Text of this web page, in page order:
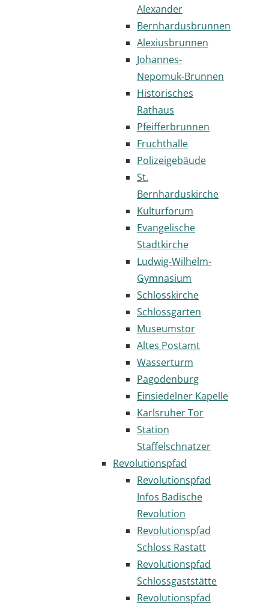
Alexander
Bernhardusbrunnen
Alexiusbrunnen
Johannes-
Nepomuk-Brunnen
Historisches
Rathaus
Pfeifferbrunnen
Fruchthalle
Polizeigebäude
St.
Bernharduskirche
Kulturforum
Evangelische
Stadtkirche
Ludwig-Wilhelm-
Gymnasium
Schlosskirche
Schlossgarten
Museumstor
Altes Postamt
Wasserturm
Pagodenburg
Einsiedelner Kapelle
Karlsruher Tor
Station
Staffelschnatzer
Revolutionspfad
Revolutionspfad
Infos Badische
Revolution
Revolutionspfad
Schloss Rastatt
Revolutionspfad
Schlossgaststätte
Revolutionspfad